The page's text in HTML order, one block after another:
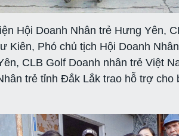
Hội Doanh Nhân trẻ Hưng Yên,
Kiên, Phó chủ tịch Hội Doanh
CLB Golf Doanh nhân trẻ Việt
trẻ tỉnh Đắk Lắk trao hỗ trợ